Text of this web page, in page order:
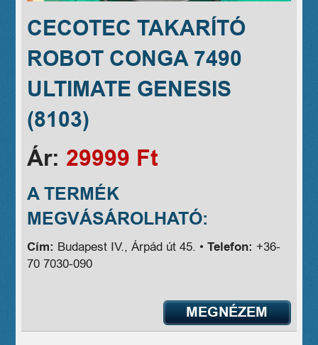
CECOTEC TAKARÍTÓ
ROBOT CONGA 7490
ULTIMATE GENESIS
(8103)
Ár: 29999 Ft
A TERMÉK
MEGVÁSÁROLHATÓ:
Cím: Budapest IV., Árpád út 45. •Telefon: +36-
70 7030-090
MEGNÉZEM